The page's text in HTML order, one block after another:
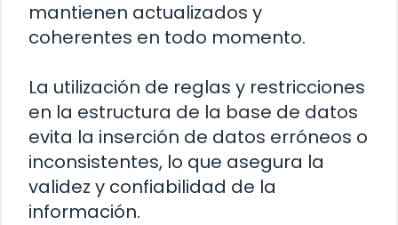
mantienen actualizados y
coherentes en todo momento.
La utilización de reglas y restricciones
en la estructura de la base de datos
evita la inserción de datos erróneos o
inconsistentes, lo que asegura la
validez y confiabilidad de la
información.